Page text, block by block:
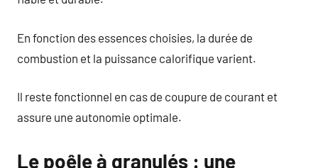
En fonction des essences choisies, la durée de
combustion et la puissance calorifique varient.
Il reste fonctionnel en cas de coupure de courant et
assure une autonomie optimale.
Le poêle à granulés : une